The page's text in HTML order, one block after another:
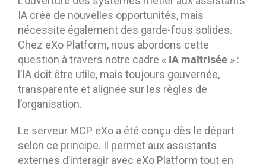
IA crée de nouvelles opportunités, mais
nécessite également des garde-fous solides.
Chez eXo Platform, nous abordons cette
question à travers notre cadre « IA maîtrisée » :
l’IA doit être utile, mais toujours gouvernée,
transparente et alignée sur les règles de
l’organisation.
Le serveur MCP eXo a été conçu dès le départ
selon ce principe. Il permet aux assistants
externes d’interagir avec eXo Platform tout en